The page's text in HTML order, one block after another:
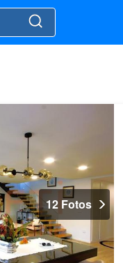
12 Fotos